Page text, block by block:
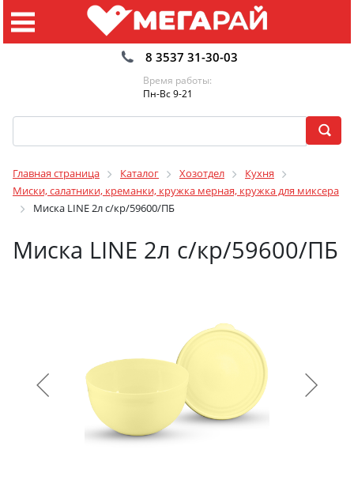
8 3537 31-30-03
Время работы:
Пн-Вс 9-21
Главная страница Каталог Хозотдел
Кухня
Миски, салатники, креманки, кружка мерная, кружка для миксера
Миска LINE 2л с/кр/59600/ПБ
Миска LINE 2л с/кр/59600/ПБ